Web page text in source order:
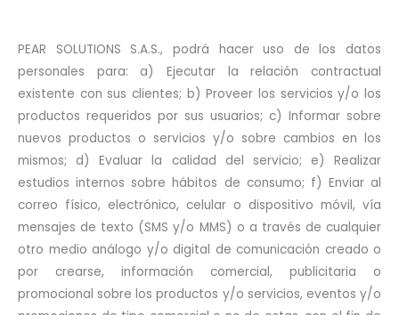
PEAR SOLUTIONS S.A.S., podrá hacer uso de los datos
personales para: a) Ejecutar la relación contractual
existente con sus clientes; b) Proveer los servicios y/o los
productos requeridos por sus usuarios; c) Informar sobre
nuevos productos o servicios y/o sobre cambios en los
mismos; d) Evaluar la calidad del servicio; e) Realizar
estudios internos sobre hábitos de consumo; f) Enviar al
correo físico, electrónico, celular o dispositivo móvil, vía
mensajes de texto (SMS y/o MMS) o a través de cualquier
otro medio análogo y/o digital de comunicación creado o
por crearse, información comercial, publicitaria o
promocional sobre los productos y/o servicios, eventos y/o